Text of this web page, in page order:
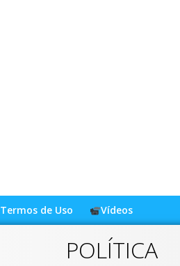
Termos de Uso Vídeos
POLÍTICA